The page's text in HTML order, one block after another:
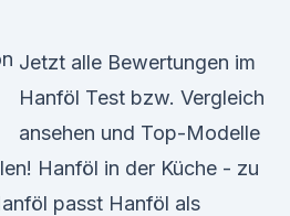
Jetzt alle Bewertungen im
Hanföl Test bzw. Vergleich
ansehen und Top-Modelle
Hanföl in der Küche - zu
passt Hanföl als